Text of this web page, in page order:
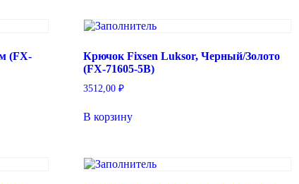
(FX-
Крючок Fixsen Luksor, Черный/Золото
(FX-71605-5B)
3512,00 ₽
В корзину